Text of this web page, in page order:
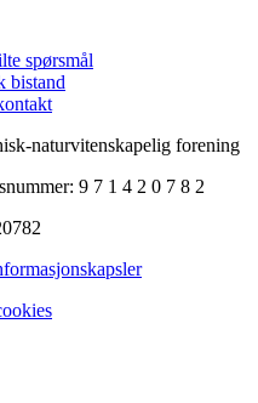
spørsmål
bistand
naturvitenskapelig forening
9 7 1 4 2 0 7 8 2